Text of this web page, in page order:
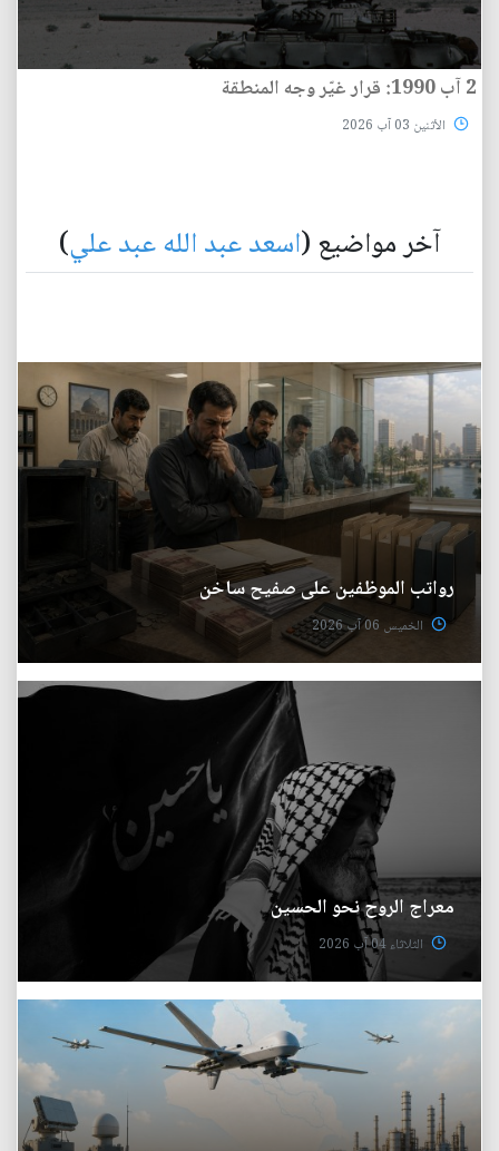
2 آب 1990: قرار غيّر وجه المنطقة
الأثنين 03 آب 2026
آخر مواضيع (اسعد عبد الله عبد علي)
رواتب الموظفين على صفيح ساخن
الخميس 06 آب 2026
معراج الروح نحو الحسين
الثلاثاء 04 آب 2026